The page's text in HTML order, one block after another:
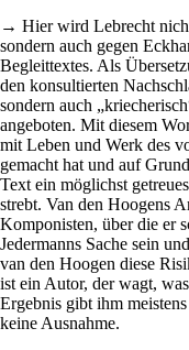
→ Hier wird Lebrecht
sondern auch gegen
Begleittextes. Als
den konsultierten
sondern auch
angeboten. Mit diesem
mit Leben und Werk des
gemacht hat und auf
Text ein möglichst
strebt. Van den Hoogens
Komponisten, über die er
Jedermanns Sache sein
van den Hoogen diese
ist ein Autor, der wagt,
Ergebnis gibt ihm
keine Ausnahme.